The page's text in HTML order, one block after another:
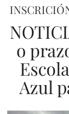
o
Azul